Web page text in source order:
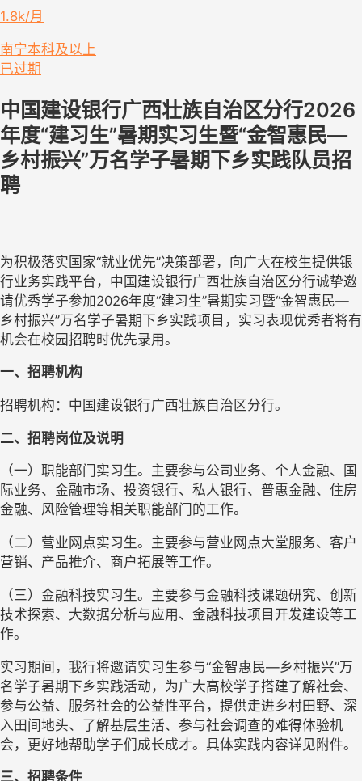
1.8k/月
南宁本科及以上
已过期
中国建设银行广西壮族自治区分行2026
年度“建习生”暑期实习生暨“金智惠民—
乡村振兴”万名学子暑期下乡实践队员招
聘
为积极落实国家“就业优先”决策部署，向广大在校生提供银
行业务实践平台，中国建设银行广西壮族自治区分行诚挚邀
请优秀学子参加2026年度“建习生”暑期实习暨“金智惠民—
乡村振兴”万名学子暑期下乡实践项目，实习表现优秀者将有
机会在校园招聘时优先录用。
一、招聘机构
招聘机构：中国建设银行广西壮族自治区分行。
二、招聘岗位及说明
（一）职能部门实习生。主要参与公司业务、个人金融、国
际业务、金融市场、投资银行、私人银行、普惠金融、住房
金融、风险管理等相关职能部门的工作。
（二）营业网点实习生。主要参与营业网点大堂服务、客户
营销、产品推介、商户拓展等工作。
（三）金融科技实习生。主要参与金融科技课题研究、创新
技术探索、大数据分析与应用、金融科技项目开发建设等工
作。
实习期间，我行将邀请实习生参与“金智惠民—乡村振兴”万
名学子暑期下乡实践活动，为广大高校学子搭建了解社会、
参与公益、服务社会的公益性平台，提供走进乡村田野、深
入田间地头、了解基层生活、参与社会调查的难得体验机
会，更好地帮助学子们成长成才。具体实践内容详见附件。
三、招聘条件